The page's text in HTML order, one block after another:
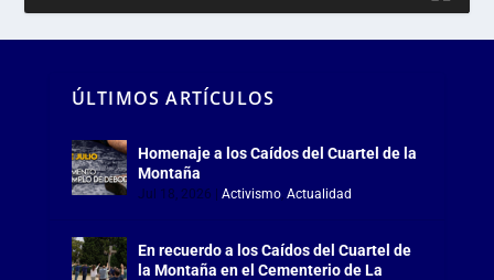
ÚLTIMOS ARTÍCULOS
Homenaje a los Caídos del Cuartel de la
Montaña
Jul 18, 2026 | Activismo, Actualidad
En recuerdo a los Caídos del Cuartel de
la Montaña en el Cementerio de La